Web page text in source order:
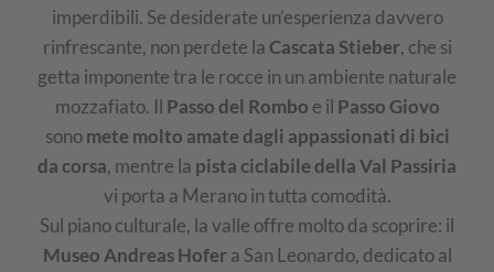
imperdibili. Se desiderate un’esperienza davvero
rinfrescante, non perdete la Cascata Stieber, che si
getta imponente tra le rocce in un ambiente naturale
mozzafiato. Il Passo del Rombo e il Passo Giovo
sonomete molto amate dagli appassionati di bici
da corsa, mentre la pista ciclabile della Val Passiria
vi porta a Merano in tutta comodità.
Sul piano culturale, la valle offre molto da scoprire: il
Museo Andreas Hofera San Leonardo, dedicato al